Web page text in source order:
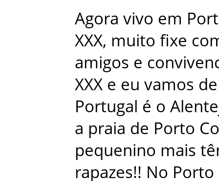
Agora vivo em
XXX, muito fixe
amigos e
XXX e eu vamos de
Portugal é o
a praia de Porto
pequenino mais
rapazes!! No Porto